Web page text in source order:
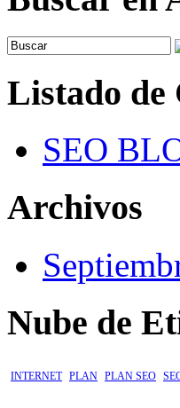
Listado de
SEO
Archivos
Nube de
INTERNET PLAN PLAN SEO